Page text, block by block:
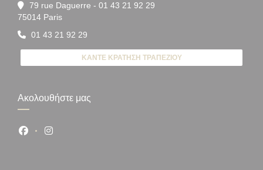
79 rue Daguerre - 01 43 21 92 29
75014 Paris((ανοίγει σε νέο παράθυρο))
01 43 21 92 29
ΚΆΝΤΕ ΚΡΆΤΗΣΗ ΤΡΑΠΕΖΙΟΎ
Ακολουθήστε μας
Facebook ((ανοίγει σε νέο παράθυρο))
Instagram ((ανοίγει σε νέο παράθυρο))